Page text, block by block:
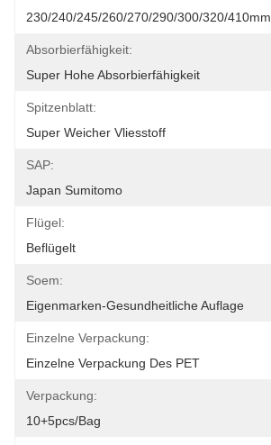
230/240/245/260/270/290/300/320/410mm
Absorbierfähigkeit:
Super Hohe Absorbierfähigkeit
Spitzenblatt:
Super Weicher Vliesstoff
SAP:
Japan Sumitomo
Flügel:
Beflügelt
Soem:
Eigenmarken-Gesundheitliche Auflage
Einzelne Verpackung:
Einzelne Verpackung Des PET
Verpackung:
10+5pcs/bag